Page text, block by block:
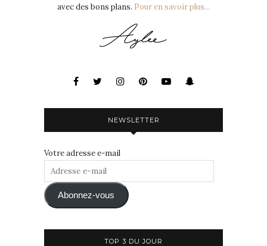
avec des bons plans. Pour en savoir plus...
NEWSLETTER
Votre adresse e-mail
Adresse
mail Abonnez-vous
TOP 3 DU JOUR